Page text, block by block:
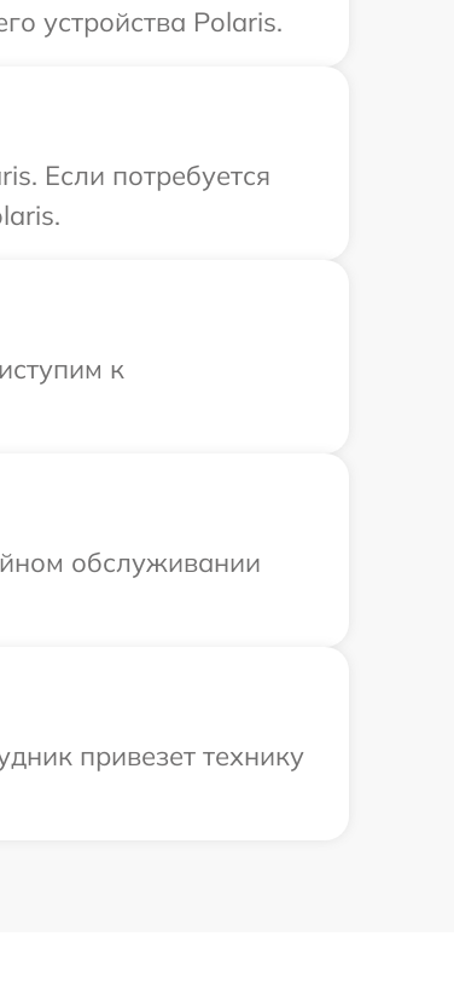
устройства Polaris.
Если потребуется
к
обслуживании
привезет технику